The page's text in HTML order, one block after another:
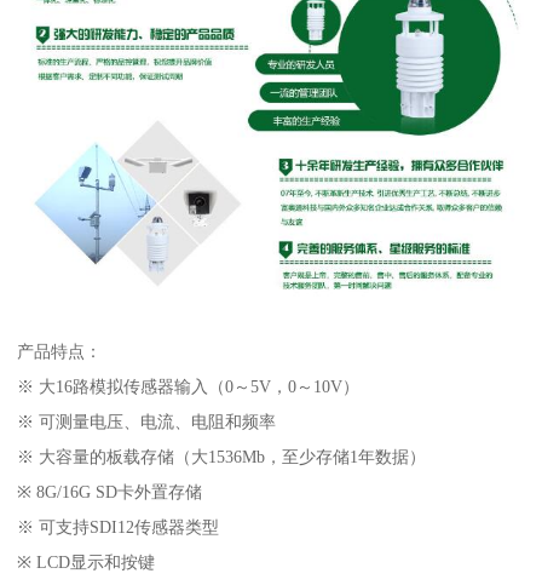
产品特点：
※ 大16路模拟传感器输入（0～5V，0～10V）
※ 可测量电压、电流、电阻和频率
※ 大容量的板载存储（大1536Mb，至少存储1年数据）
※ 8G/16G SD卡外置存储
※ 可支持SDI12传感器类型
※ LCD显示和按键